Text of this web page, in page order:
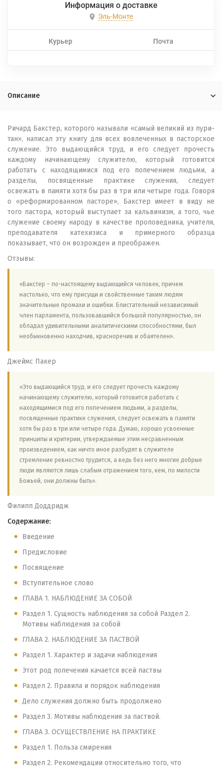
Информация о доставке
Эль-Монте
Курьер Почта
Описание
Ричард Бакстер, которого называли «самый великий из пури­
тан», написал эту книгу для всех вовлеченных в пасторское
служение. Это выдающийся труд, и его следует прочесть
каж­дому начинающему служителю, который готовится
работать с находящимися под его попечением людьми, а
разделы, посвя­щенные практике служения, следует
освежать в памяти хотя бы раз в три или четыре года. Говоря
о «реформированном пасто­ре», Бакстер имеет в виду не
того пастора, который выступает за кальвинизм, а того, чье
служение своему народу в качестве проповедника, учителя,
преподавателя катехизиса и пример­ного образца
показывает, что он возрожден и преображен.
Отзывы:
«Бакстер – по-настоящему выдающийся человек, причем
настолько, что ему присущи и свойственные таким людям
значительные промахи и ошибки. Блистательный независимый
член парламента, пользовавшийся большой популярностью, он
обладал удивительными аналитическими способностями, был
необыкновенно находчив, красноречив и обаятелен».
Джеймс Пакер
«Это выдающийся труд, и его следует прочесть каждому
начинающему служителю, который готовится работать с
находящимися под его попечением людьми, а разделы,
посвященные практике служения, следует освежать в памяти
хотя бы раз в три или четыре года. Думаю, хорошо усвоенные
принципы и критерии, утверждаемые этим несравненным
произведением, как ничто иное разбудят в служителе
стремление ревностно трудится, а ведь без него многие добрые
люди являются лишь слабым отражением того, кем, по милости
Божьей, они должны быть».
Филипп Доддридж
Содержание:
Введение
Предисловие
Посвящение
Вступительное слово
ГЛАВА 1. НАБЛЮДЕНИЕ ЗА СОБОЙ
Раздел 1. Сущность наблюдения за собой Раздел 2.
Мотивы наблюдения за собой
ГЛАВА 2. НАБЛЮДЕНИЕ ЗА ПАСТВОЙ
Раздел 1. Характер и задачи наблюдения
Этот род попечения качается всей паствы
Раздел 2. Правила и порядок наблюдения
Дело служения должно быть продолжено
Раздел 3. Мотивы наблюдения за паствой.
ГЛАВА 3. ОСУЩЕСТВЛЕНИЕ НА ПРАКТИКЕ
Раздел 1. Польза смирения
Раздел 2. Рекомендации относительно того, что